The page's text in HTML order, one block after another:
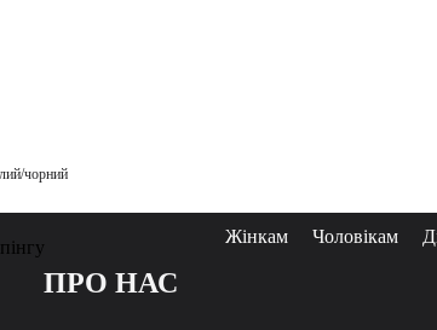
чорний
Жінкам Чоловікам
ПРО НАС